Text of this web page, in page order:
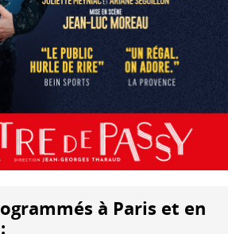
à Paris et en